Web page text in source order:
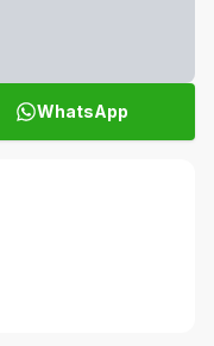
WhatsApp